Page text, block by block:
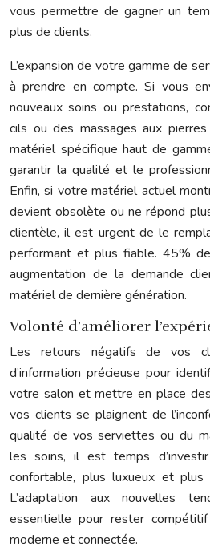
vous permettre de gagner un
plus de clients.
L’expansion de votre gamme de
à prendre en compte. Si vous
nouveaux soins ou prestations,
cils ou des massages aux pierres
matériel spécifique haut de
garantir la qualité et le
Enfin, si votre matériel actuel
devient obsolète ou ne répond
clientèle, il est urgent de le
performant et plus fiable. 45%
augmentation de la demande
matériel de dernière génération.
Volonté d’améliorer
Les retours négatifs de vos
d’information précieuse pour
votre salon et mettre en place
vos clients se plaignent de
qualité de vos serviettes ou du
les soins, il est temps
confortable, plus luxueux et
L’adaptation aux nouvelles
essentielle pour rester
moderne et connectée.